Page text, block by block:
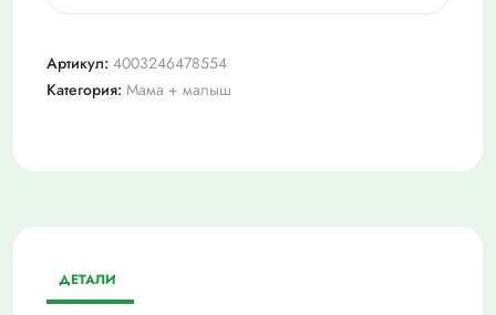
Артикул: 4003246478554
Категория: Мама + малыш
ДЕТАЛИ